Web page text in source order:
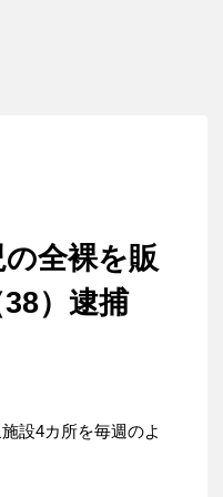
全裸を販
38）逮捕
設4カ所を毎週のよ